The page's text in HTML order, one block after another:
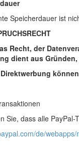
Speicherdauer ist
Recht, der
dient aus
Sie, dass alle
de/